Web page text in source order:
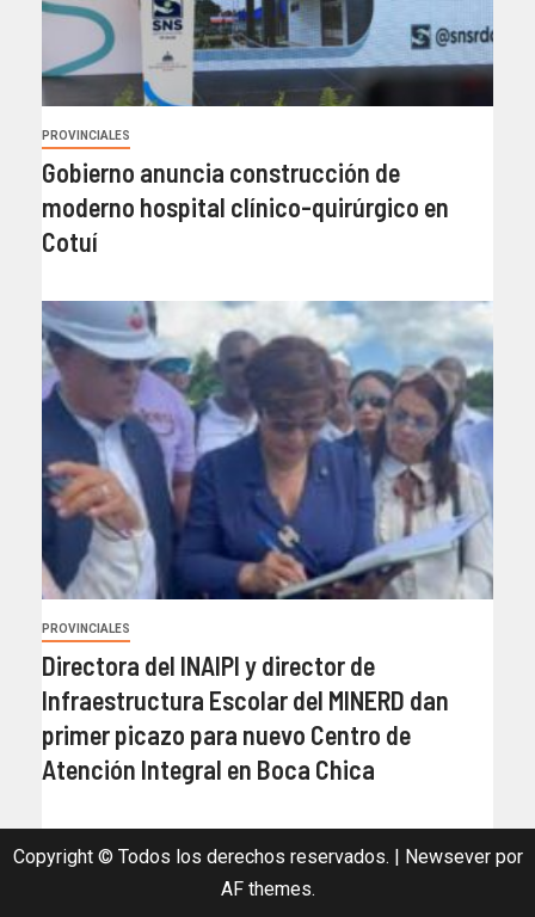
PROVINCIALES
Gobierno anuncia construcción de
moderno hospital clínico-quirúrgico en
Cotuí
PROVINCIALES
Directora del INAIPI y director de
Infraestructura Escolar del MINERD dan
primer picazo para nuevo Centro de
Atención Integral en Boca Chica
Copyright © Todos los derechos reservados. Newseverpor
AF themes.